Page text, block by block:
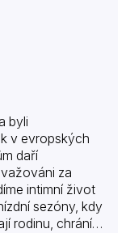
byli
v evropských
daří
za
intimní život
sezóny, kdy
rodinu, chrání